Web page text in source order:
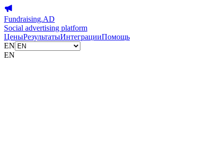
Fundraising.AD
Social advertising platform
ЦеныРезультатыИнтеграцииПомощь
EN
EN